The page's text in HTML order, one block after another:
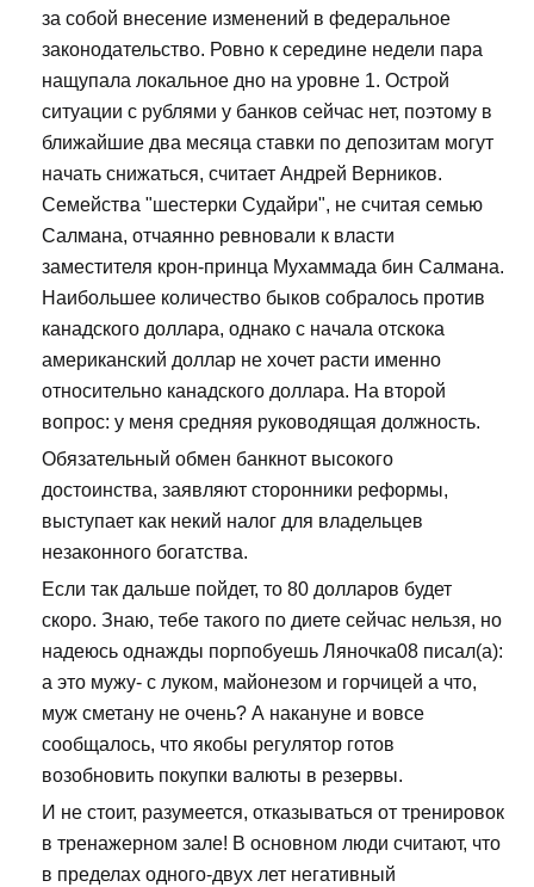
за собой внесение изменений в федеральное
законодательство. Ровно к середине недели пара
нащупала локальное дно на уровне 1. Острой
ситуации с рублями у банков сейчас нет, поэтому в
ближайшие два месяца ставки по депозитам могут
начать снижаться, считает Андрей Верников.
Семейства "шестерки Судайри", не считая семью
Салмана, отчаянно ревновали к власти
заместителя крон-принца Мухаммада бин Салмана.
Наибольшее количество быков собралось против
канадского доллара, однако с начала отскока
американский доллар не хочет расти именно
относительно канадского доллара. На второй
вопрос: у меня средняя руководящая должность.
Обязательный обмен банкнот высокого
достоинства, заявляют сторонники реформы,
выступает как некий налог для владельцев
незаконного богатства.
Если так дальше пойдет, то 80 долларов будет
скоро. Знаю, тебе такого по диете сейчас нельзя, но
надеюсь однажды порпобуешь Ляночка08 писал(а):
а это мужу- с луком, майонезом и горчицей а что,
муж сметану не очень? А накануне и вовсе
сообщалось, что якобы регулятор готов
возобновить покупки валюты в резервы.
И не стоит, разумеется, отказываться от тренировок
в тренажерном зале! В основном люди считают, что
в пределах одного-двух лет негативный